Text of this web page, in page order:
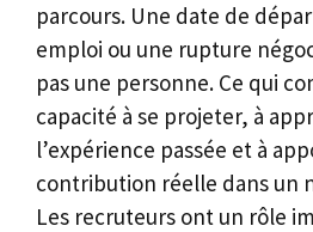
parcours. Une date de
emploi ou une rupture
pas une personne. Ce qui
capacité à se projeter, à
l’expérience passée et à
contribution réelle dans un
Les recruteurs ont un rôle